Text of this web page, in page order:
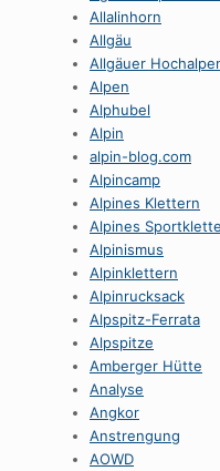
Allalinhorn
Allgäu
Allgäuer
Alpen
Alphubel
Alpin
alpin-blog.com
Alpincamp
Alpines Klettern
Alpines
Alpinismus
Alpinklettern
Alpinrucksack
Alpspitz-Ferrata
Alpspitze
Amberger Hütte
Analyse
Angkor
Anstrengung
AOWD